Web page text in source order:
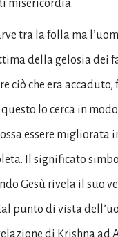
misericordia.
tra la folla ma
della gelosia dei
ciò che era accaduto,
lo cerca in
essere migliorata
Il significato
Gesù rivela il suo
punto di vista
di Krishna ad